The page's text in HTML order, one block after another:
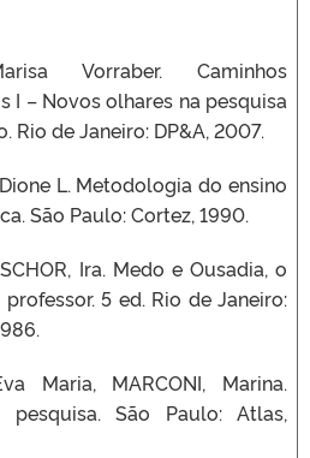
Vorraber. Caminhos
I – Novos olhares na pesquisa
Rio de Janeiro: DP&A, 2007.
L. Metodologia do ensino
São Paulo: Cortez, 1990.
SCHOR, Ira. Medo e Ousadia, o
5 ed. Rio de Janeiro:
Maria, MARCONI, Marina.
pesquisa. São Paulo: Atlas,